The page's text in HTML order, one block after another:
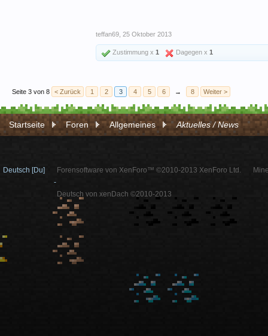
teffan69 25 Oktober 2013
Zustimmung x 1 Dagegen x 1
Seite 3 von 8 < Zurück 1 2 3 4 5 6 → 8 Weiter >
Startseite Foren Allgemeines Aktuelles / News
Deutsch [Du]
Forensoftware von XenForo™ ©2010-2013 XenForo Ltd.
-
Deutsch von xenDach ©2010-2013